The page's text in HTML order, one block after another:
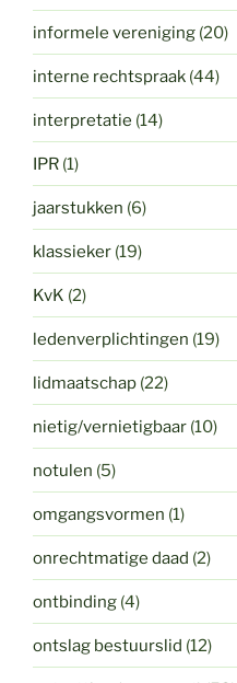
informele vereniging (20)
interne rechtspraak (44)
interpretatie (14)
IPR (1)
jaarstukken (6)
klassieker (19)
KvK (2)
ledenverplichtingen (19)
lidmaatschap (22)
nietig/vernietigbaar (10)
notulen (5)
omgangsvormen (1)
onrechtmatige daad (2)
ontbinding (4)
ontslag bestuurslid (12)